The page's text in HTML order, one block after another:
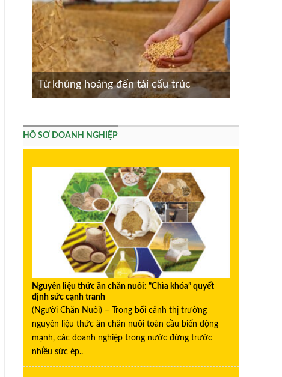
Từ khủng hoảng đến tái cấu trúc
HỒ SƠ DOANH NGHIỆP
Nguyên liệu thức ăn chăn nuôi: “Chìa khóa” quyết
định sức cạnh tranh
(Người Chăn Nuôi) – Trong bối cảnh thị trường
nguyên liệu thức ăn chăn nuôi toàn cầu biến động
mạnh, các doanh nghiệp trong nước đứng trước
nhiều sức ép..